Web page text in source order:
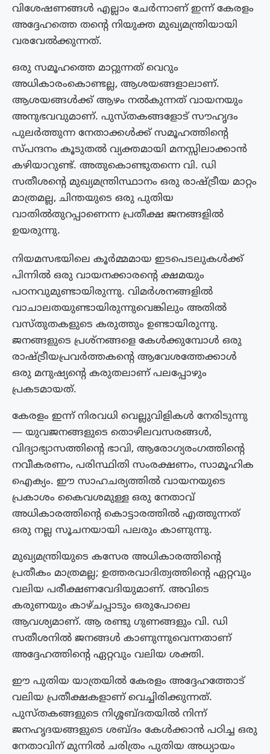
വിശേഷണങ്ങൾ എല്ലാം ചേർന്നാണ് ഇന്ന് കേരളം
അദ്ദേഹത്തെ തന്റെ നിയുക്ത മുഖ്യമന്ത്രിയായി
വരവേൽക്കുന്നത്.
ഒരു സമൂഹത്തെ മാറ്റുന്നത് വെറും
അധികാരംകൊണ്ടല്ല, ആശയങ്ങളാലാണ്.
ആശയങ്ങൾക്ക് ആഴം നൽകുന്നത് വായനയും
അനുഭവവുമാണ്. പുസ്തകങ്ങളോട് സൗഹൃദം
പുലർത്തുന്ന നേതാക്കൾക്ക് സമൂഹത്തിന്റെ
സ്പന്ദനം കൂടുതൽ വ്യക്തമായി മനസ്സിലാക്കാൻ
കഴിയാറുണ്ട്. അതുകൊണ്ടുതന്നെ വി. ഡി
സതീശന്റെ മുഖ്യമന്ത്രിസ്ഥാനം ഒരു രാഷ്ട്രീയ മാറ്റം
മാത്രമല്ല, ചിന്തയുടെ ഒരു പുതിയ
വാതിൽതുറപ്പാണെന്ന പ്രതീക്ഷ ജനങ്ങളിൽ
ഉയരുന്നു.
നിയമസഭയിലെ കൂർമ്മമായ ഇടപെടലുകൾക്ക്
പിന്നിൽ ഒരു വായനക്കാരന്റെ ക്ഷമയും
പഠനവുമുണ്ടായിരുന്നു. വിമർശനങ്ങളിൽ
വാചാലതയുണ്ടായിരുന്നുവെങ്കിലും അതിൽ
വസ്തുതകളുടെ കരുത്തും ഉണ്ടായിരുന്നു.
ജനങ്ങളുടെ പ്രശ്നങ്ങളെ കേൾക്കുമ്പോൾ ഒരു
രാഷ്ട്രീയപ്രവർത്തകന്റെ ആവേശത്തേക്കാൾ
ഒരു മനുഷ്യന്റെ കരുതലാണ് പലപ്പോഴും
പ്രകടമായത്.
കേരളം ഇന്ന് നിരവധി വെല്ലുവിളികൾ നേരിടുന്നു
— യുവജനങ്ങളുടെ തൊഴിലവസരങ്ങൾ,
വിദ്യാഭ്യാസത്തിന്റെ ഭാവി, ആരോഗ്യരംഗത്തിന്റെ
നവീകരണം, പരിസ്ഥിതി സംരക്ഷണം, സാമൂഹിക
ഐക്യം. ഈ സാഹചര്യത്തിൽ വായനയുടെ
പ്രകാശം കൈവശമുള്ള ഒരു നേതാവ്
അധികാരത്തിന്റെ കൊട്ടാരത്തിൽ എത്തുന്നത്
ഒരു നല്ല സൂചനയായി പലരും കാണുന്നു.
മുഖ്യമന്ത്രിയുടെ കസേര അധികാരത്തിന്റെ
പ്രതീകം മാത്രമല്ല; ഉത്തരവാദിത്വത്തിന്റെ ഏറ്റവും
വലിയ പരീക്ഷണവേദിയുമാണ്. അവിടെ
കരുണയും കാഴ്ചപ്പാടും ഒരുപോലെ
ആവശ്യമാണ്. ആ രണ്ടു ഗുണങ്ങളും വി. ഡി
സതീശനിൽ ജനങ്ങൾ കാണുന്നുവെന്നതാണ്
അദ്ദേഹത്തിന്റെ ഏറ്റവും വലിയ ശക്തി.
ഈ പുതിയ യാത്രയിൽ കേരളം അദ്ദേഹത്തോട്
വലിയ പ്രതീക്ഷകളാണ് വെച്ചിരിക്കുന്നത്.
പുസ്തകങ്ങളുടെ നിശ്ശബ്ദതയിൽ നിന്ന്
ജനഹൃദയങ്ങളുടെ ശബ്ദം കേൾക്കാൻ പഠിച്ച ഒരു
നേതാവിന് മുന്നിൽ ചരിത്രം പുതിയ അധ്യായം